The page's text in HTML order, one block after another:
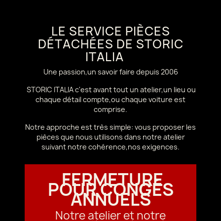
LE SERVICE PIÈCES
DÉTACHÉES DE STORIC
ITALIA
Une passion,un savoir faire depuis 2006
STORIC ITALIA c'est avant tout un atelier,un lieu ou
chaque détail compte,ou chaque voiture est
comprise.
Notre approche est très simple: vous proposer les
pièces que nous utilisons dans notre atelier
suivant notre cohérence,nos exigences.
FERMETURE
POUR CONGÉS
ANNUELS
Notre atelier et notre